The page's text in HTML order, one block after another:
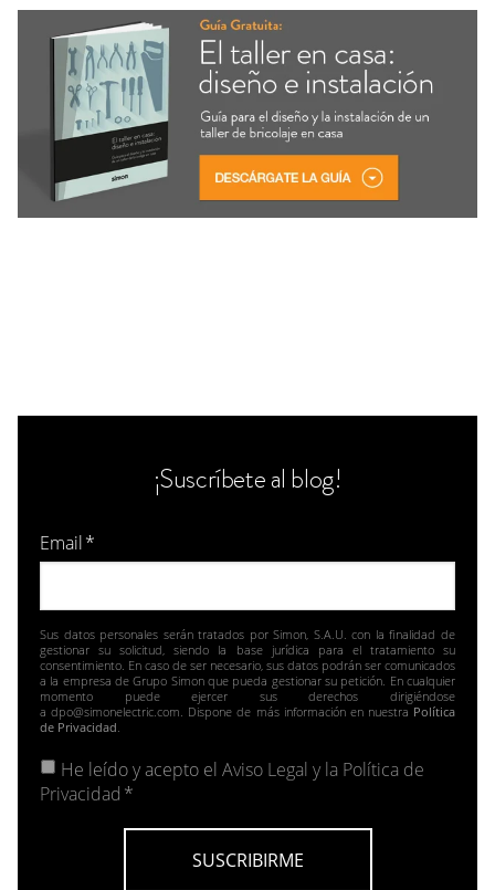
¡Suscríbete al blog!
Email*
Sus datos personales serán tratados por Simon, S.A.U. con la finalidad de
gestionar su solicitud, siendo la base jurídica para el tratamiento su
consentimiento. En caso de ser necesario, sus datos podrán ser comunicados
a la empresa de Grupo Simon que pueda gestionar su petición. En cualquier
momento puede ejercer sus derechos dirigiéndose
a dpo@simonelectric.com. Dispone de más información en nuestra Política
de Privacidad
He leído y acepto el Aviso Legal y la Política de
Privacidad *